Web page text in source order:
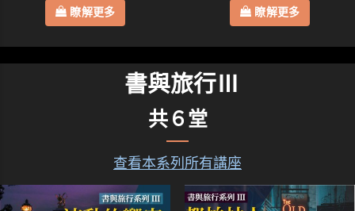
瞭解更多 瞭解更多
書與旅行Ⅲ
共６堂
查看本系列所有講座